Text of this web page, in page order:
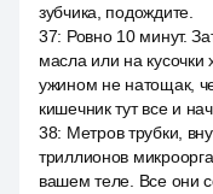
зубчика, подождите.
37: Ровно 10 минут.
масла или на
ужином не натощак,
кишечник тут все и
38: Метров трубки,
триллионов
вашем теле. Все они